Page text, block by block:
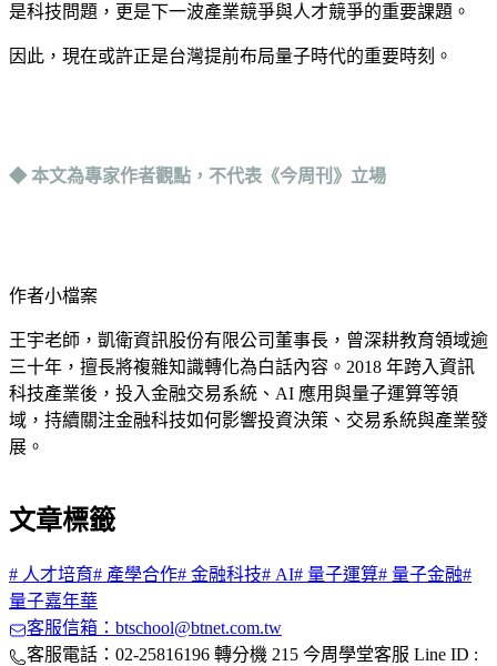
是科技問題，更是下一波產業競爭與人才競爭的重要課題。
因此，現在或許正是台灣提前布局量子時代的重要時刻。
◆ 本文為專家作者觀點，不代表《今周刊》立場
作者小檔案
王宇老師，凱衛資訊股份有限公司董事長，曾深耕教育領域逾
三十年，擅長將複雜知識轉化為白話內容。2018 年跨入資訊
科技產業後，投入金融交易系統、AI 應用與量子運算等領
域，持續關注金融科技如何影響投資決策、交易系統與產業發
展。
文章標籤
# 人才培育# 產學合作# 金融科技# AI# 量子運算# 量子金融#
量子嘉年華
客服信箱：btschool@btnet.com.tw
客服電話：02-25816196 轉分機 215 今周學堂客服 Line ID :